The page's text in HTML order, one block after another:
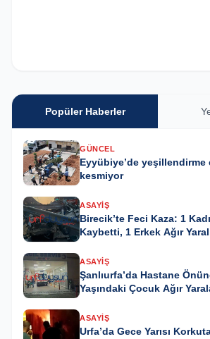
Popüler Haberler
GÜNCEL
Eyyübiye’de yeşillendirme
kesmiyor
ASAYIŞ
Birecik’te Feci Kaza: 1
Kaybetti, 1 Erkek Ağır
ASAYIŞ
Şanlıurfa’da Hastane
Yaşındaki Çocuk Ağır
ASAYIŞ
Urfa’da Gece Yarısı